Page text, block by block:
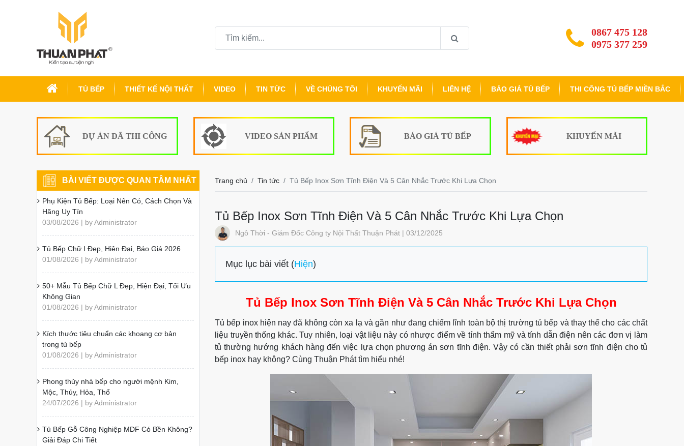
0867 475 128
0975 377 259
TỦ BẾP THIẾT KẾ NỘI THẤT VIDEO TIN TỨC VỀ CHÚNG TÔI KHUYẾN MÃI LIÊN HỆ BÁO GIÁ TỦ BẾP THI CÔNG TỦ BẾP MIỀN BẮC
DỰ ÁN ĐÃ THI CÔNG VIDEO SẢN PHẨM BÁO GIÁ TỦ BẾP KHUYẾN MÃI
Trang chủ Tin tức Tủ Bếp Inox Sơn Tĩnh Điện Và 5 Cân Nhắc Trước Khi Lựa Chọn
Tủ Bếp Inox Sơn Tĩnh Điện Và 5 Cân Nhắc Trước Khi Lựa Chọn
Ngô Thời - Giám Đốc Công ty Nội Thất Thuận Phát | 03/12/2025
Mục lục bài viết (Hiện)
Tủ Bếp Inox Sơn Tĩnh Điện Và 5 Cân Nhắc Trước Khi Lựa Chọn
Tủ bếp inox hiện nay đã không còn xa lạ và gần như đang chiếm lĩnh toàn bộ thị trường tủ bếp và thay thế cho các chất
liệu truyền thống khác. Tuy nhiên, loại vật liệu này có nhược điểm về tính thẩm mỹ và tính dẫn điện nên các đơn vị làm
tủ thường hướng khách hàng đến việc lựa chọn phương án sơn tĩnh điện. Vậy có cần thiết phải sơn tĩnh điện cho tủ
bếp inox hay không? Cùng Thuận Phát tìm hiểu nhé!
BÀI VIẾT ĐƯỢC QUAN TÂM NHẤT
Phụ Kiện Tủ Bếp: Loại Nên Có, Cách Chọn Và
Hãng Uy Tín
03/08/2026 | by Administrator
Tủ Bếp Chữ I Đẹp, Hiện Đại, Báo Giá 2026
01/08/2026 | by Administrator
50+ Mẫu Tủ Bếp Chữ L Đẹp, Hiện Đại, Tối Ưu
Không Gian
01/08/2026 | by Administrator
Kích thước tiêu chuẩn các khoang cơ bản
trong tủ bếp
01/08/2026 | by Administrator
Phong thủy nhà bếp cho người mệnh Kim,
Mộc, Thủy, Hỏa, Thổ
24/07/2026 | by Administrator
Tủ Bếp Gỗ Công Nghiệp MDF Có Bền Không?
Giải Đáp Chi Tiết